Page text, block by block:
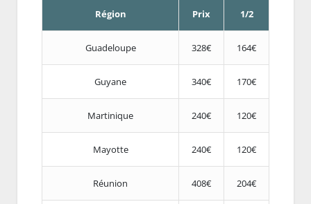
Région Prix 1/2
Guadeloupe 328€ 164€
Guyane 340€ 170€
Martinique 240€ 120€
Mayotte 240€ 120€
Réunion 408€ 204€